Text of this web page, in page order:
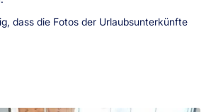
dass die Fotos der Urlaubsunterkünfte